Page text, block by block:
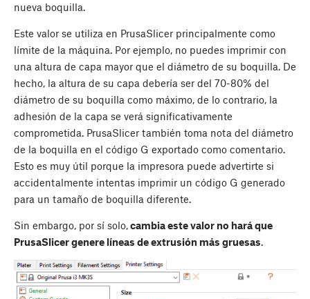
nueva boquilla.
Este valor se utiliza en PrusaSlicer principalmente como
límite de la máquina. Por ejemplo, no puedes imprimir con
una altura de capa mayor que el diámetro de su boquilla. De
hecho, la altura de su capa debería ser del 70-80% del
diámetro de su boquilla como máximo, de lo contrario, la
adhesión de la capa se verá significativamente
comprometida. PrusaSlicer también toma nota del diámetro
de la boquilla en el código G exportado como comentario.
Esto es muy útil porque la impresora puede advertirte si
accidentalmente intentas imprimir un código G generado
para un tamaño de boquilla diferente.
Sin embargo, por sí solo,cambia este valor no hará que
PrusaSlicer genere líneas de extrusión más gruesas.